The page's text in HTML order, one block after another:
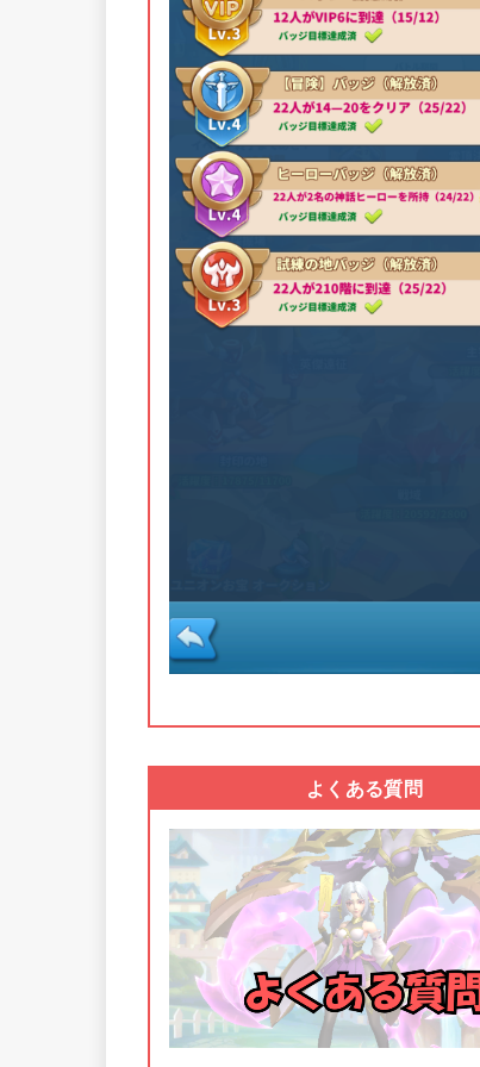
よくある質問